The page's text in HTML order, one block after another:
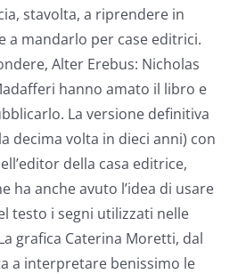
stavolta, a riprendere in
e a mandarlo per case editrici.
Alter Erebus: Nicholas
hanno amato il libro e
La versione definitiva
decima volta in dieci anni) con
della casa editrice,
ha anche avuto l’idea di usare
testo i segni utilizzati nelle
grafica Caterina Moretti, dal
a interpretare benissimo le